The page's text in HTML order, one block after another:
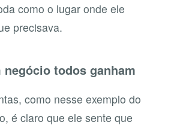
como o lugar onde ele
precisava.
negócio todos ganham
como nesse exemplo do
é claro que ele sente que